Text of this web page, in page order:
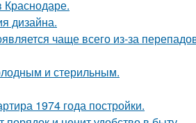
дизайна.
чаще всего из-за
и стерильным.
1974 года постройки.